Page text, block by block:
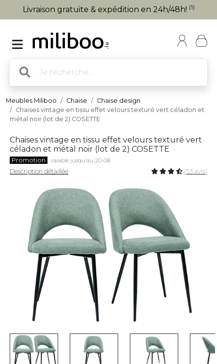
Livraison gratuite & expédition en 24h/48h! (1)
Meubles Miliboo Chaise
Chaise design
Chaises vintage en tissu effet velours texturé vert céladon et
métal noir (lot de 2) COSETTE
Chaises vintage en tissu effet velours texturé vert
céladon et métal noir (lot de 2) COSETTE
Promotion valable jusqu'au 20-08
Description détaillée (53 avis)